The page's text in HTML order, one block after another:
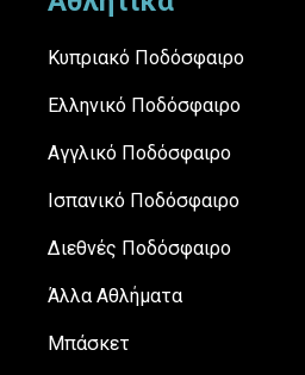
Κυπριακό Ποδόσφαιρο
Ελληνικό Ποδόσφαιρο
Αγγλικό Ποδόσφαιρο
Ισπανικό Ποδόσφαιρο
Διεθνές Ποδόσφαιρο
Άλλα Αθλήματα
Μπάσκετ